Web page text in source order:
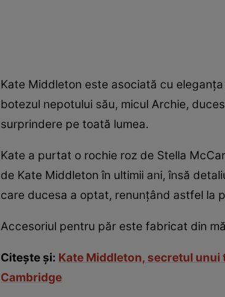
Kate Middleton este asociată cu
botezul nepotului său, micul Archie,
surprindere pe toată lumea.
Kate a purtat o rochie roz de Stella
de Kate Middleton în ultimii ani, însă
care ducesa a optat, renunţând astfel la
Accesoriul pentru păr este fabricat din
Citeşte şi: Kate Middleton, secretul
Cambridge